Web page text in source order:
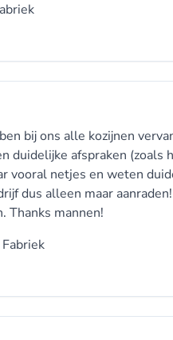
bij ons alle kozijnen
afspraken (zoals
vooral netjes en weten
dus alleen maar
Thanks mannen!